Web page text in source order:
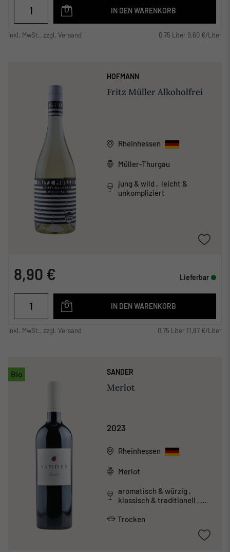
IN DEN WARENKORB
inkl. MwSt., zzgl. Versand 0,75 Liter 9,60 €/Liter
HOFMANN
Fritz Müller Alkoholfrei
Rheinhessen
Müller-Thurgau
jung & wild , leicht &
unkompliziert
8,90 € Lieferbar
IN DEN WARENKORB
inkl. MwSt., zzgl. Versand 0,75 Liter 11,87 €/Liter
Bio SANDER
Merlot
2023
Rheinhessen
Merlot
aromatisch & würzig ,
klassisch & traditionell ,
Trocken